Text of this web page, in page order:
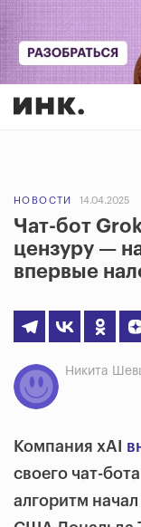
НОВОСТИ 14.04.2025
Чат-бот
цензуру —
впервые
Никита
Компания xAI
своего чат-
алгоритм